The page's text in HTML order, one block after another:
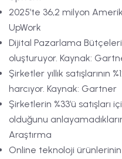
2025’te 36,2 milyon
UpWork
Dijital Pazarlama Bütçeleri,
oluşturuyor. Kaynak:
Şirketler yıllık satışlarının
harcıyor. Kaynak: Gartner
Şirketlerin %33’ü satışları
olduğunu
Araştırma
Online teknoloji